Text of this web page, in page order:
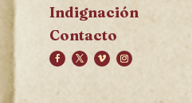
Indignación
Contacto